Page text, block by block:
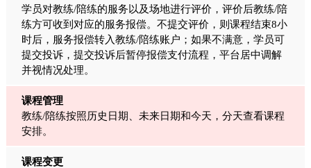
学员对教练/陪练的服务以及场地进行评价，评价后教练/陪
练方可收到对应的服务报偿。不提交评价，则课程结束8小
时后，服务报偿转入教练/陪练账户；如果不满意，学员可
提交投诉，提交投诉后暂停报偿支付流程，平台居中调解
并视情况处理。
课程管理
教练/陪练按照历史日期、未来日期和今天，分天查看课程
安排。
课程变更